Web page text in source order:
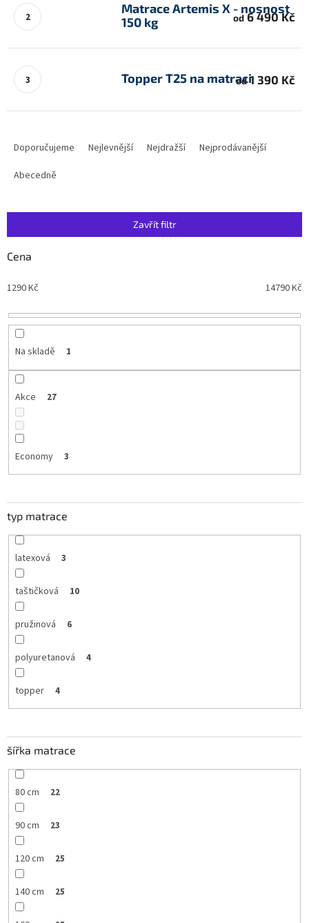
Matrace Artemis X - nosnost
150 kg
od6 490 Kč
Topper T25 na matraci
od1 390 Kč
r
o
u
t
ů
Doporučujeme Nejlevnější Nejdražší
Nejprodávanější
Abecedně
Zavřít filtr
Cena
1290Kč 14790Kč
Na skladě 1
Akce 27
Economy 3
typ matrace
latexová 3
taštičková 10
pružinová 6
polyuretanová 4
topper 4
šířka matrace
80 cm 22
90 cm 23
120 cm 25
140 cm 25